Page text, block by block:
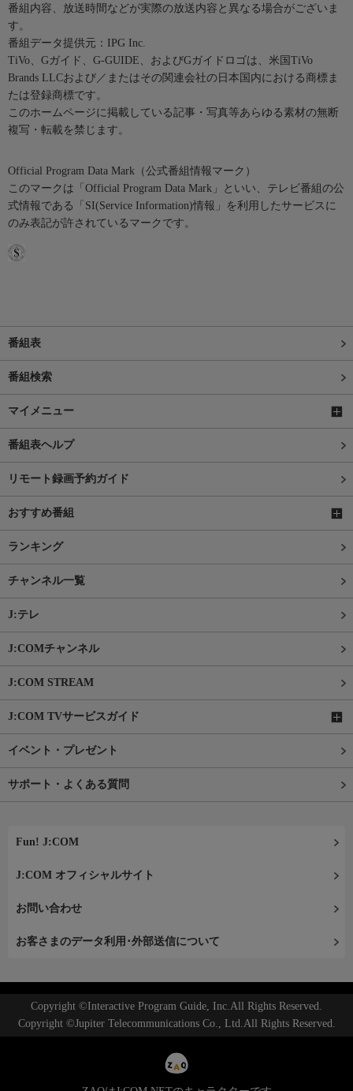
番組内容、放送時間などが実際の放送内容と異なる場合がございま
す。
番組データ提供元：IPG Inc.
TiVo、Gガイド、G-GUIDE、およびGガイドロゴは、米国TiVo
Brands LLCおよび／またはその関連会社の日本国内における商標ま
たは登録商標です。
このホームページに掲載している記事・写真等あらゆる素材の無断
複写・転載を禁じます。
Official Program Data Mark（公式番組情報マーク）
このマークは「Official Program Data Mark」といい、テレビ番組の公
式情報である「SI(Service Information)情報」を利用したサービスに
のみ表記が許されているマークです。
番組表
番組検索
マイメニュー
番組表ヘルプ
リモート録画予約ガイド
おすすめ番組
ランキング
チャンネル一覧
J:テレ
J:COMチャンネル
J:COM STREAM
J:COM TVサービスガイド
イベント・プレゼント
サポート・よくある質問
Fun! J:COM
J:COM オフィシャルサイト
お問い合わせ
お客さまのデータ利用･外部送信について
Copyright ©Interactive Program Guide, Inc.All Rights Reserved.
Copyright ©Jupiter Telecommunications Co., Ltd.All Rights Reserved.